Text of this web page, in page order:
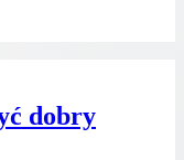
dobry